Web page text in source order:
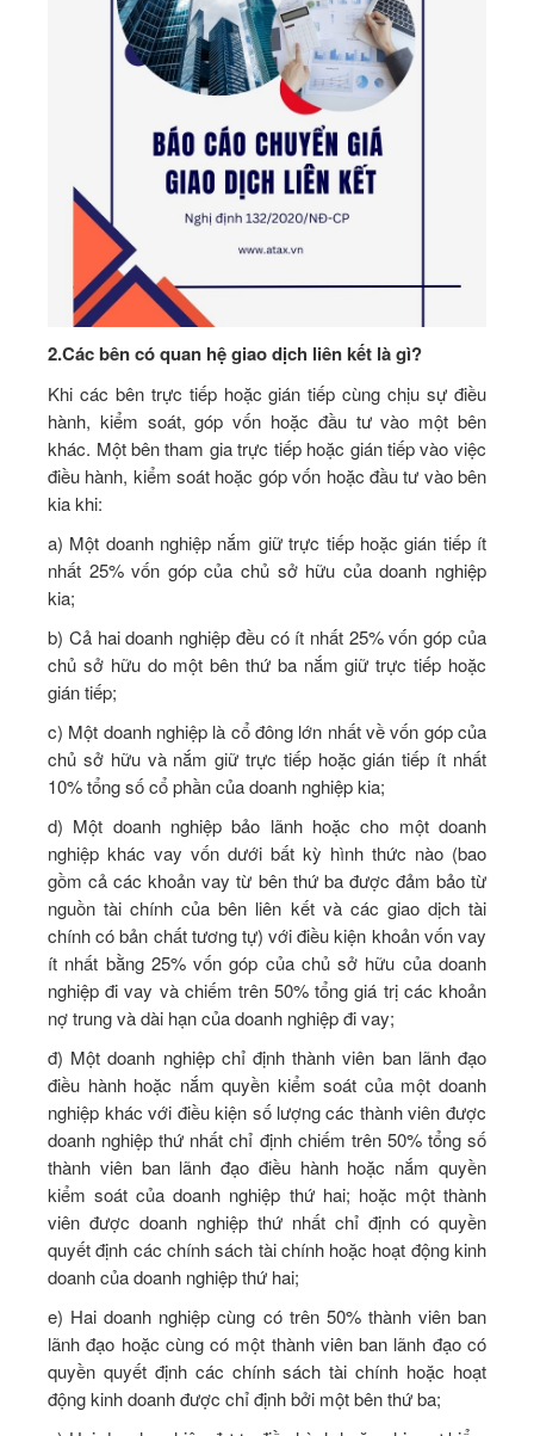
2.Các bên có quan hệ giao dịch liên kết là gì?
Khi các bên trực tiếp hoặc gián tiếp cùng chịu sự điều
hành, kiểm soát, góp vốn hoặc đầu tư vào một bên
khác. Một bên tham gia trực tiếp hoặc gián tiếp vào việc
điều hành, kiểm soát hoặc góp vốn hoặc đầu tư vào bên
kia khi:
a) Một doanh nghiệp nắm giữ trực tiếp hoặc gián tiếp ít
nhất 25% vốn góp của chủ sở hữu của doanh nghiệp
kia;
b) Cả hai doanh nghiệp đều có ít nhất 25% vốn góp của
chủ sở hữu do một bên thứ ba nắm giữ trực tiếp hoặc
gián tiếp;
c) Một doanh nghiệp là cổ đông lớn nhất về vốn góp của
chủ sở hữu và nắm giữ trực tiếp hoặc gián tiếp ít nhất
10% tổng số cổ phần của doanh nghiệp kia;
d) Một doanh nghiệp bảo lãnh hoặc cho một doanh
nghiệp khác vay vốn dưới bất kỳ hình thức nào (bao
gồm cả các khoản vay từ bên thứ ba được đảm bảo từ
nguồn tài chính của bên liên kết và các giao dịch tài
chính có bản chất tương tự) với điều kiện khoản vốn vay
ít nhất bằng 25% vốn góp của chủ sở hữu của doanh
nghiệp đi vay và chiếm trên 50% tổng giá trị các khoản
nợ trung và dài hạn của doanh nghiệp đi vay;
đ) Một doanh nghiệp chỉ định thành viên ban lãnh đạo
điều hành hoặc nắm quyền kiểm soát của một doanh
nghiệp khác với điều kiện số lượng các thành viên được
doanh nghiệp thứ nhất chỉ định chiếm trên 50% tổng số
thành viên ban lãnh đạo điều hành hoặc nắm quyền
kiểm soát của doanh nghiệp thứ hai; hoặc một thành
viên được doanh nghiệp thứ nhất chỉ định có quyền
quyết định các chính sách tài chính hoặc hoạt động kinh
doanh của doanh nghiệp thứ hai;
e) Hai doanh nghiệp cùng có trên 50% thành viên ban
lãnh đạo hoặc cùng có một thành viên ban lãnh đạo có
quyền quyết định các chính sách tài chính hoặc hoạt
động kinh doanh được chỉ định bởi một bên thứ ba;